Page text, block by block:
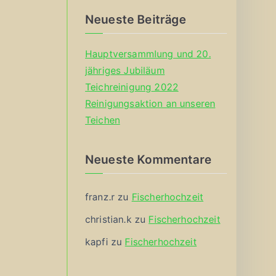
Neueste Beiträge
Hauptversammlung und 20.
jähriges Jubiläum
Teichreinigung 2022
Reinigungsaktion an unseren
Teichen
Neueste Kommentare
franz.r zu Fischerhochzeit
christian.k zu Fischerhochzeit
kapfi zu Fischerhochzeit